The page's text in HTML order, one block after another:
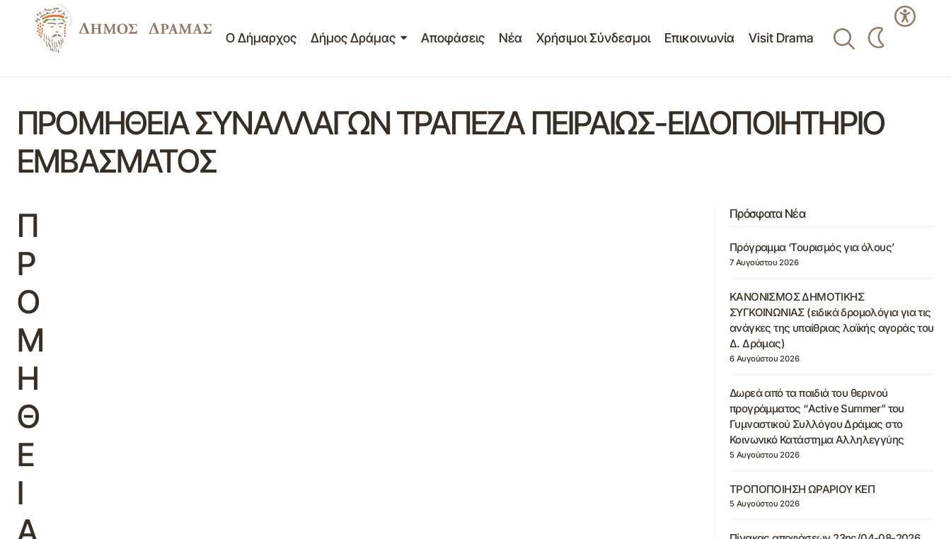
Ο Δήμαρχος Δήμος Δράμας Αποφάσεις Νέα Χρήσιμοι Σύνδεσμοι Επικοινωνία Visit Drama
ΠΡΟΜΗΘΕΙΑ ΣΥΝΑΛΛΑΓΩΝ ΤΡΑΠΕΖΑ ΠΕΙΡΑΙΩΣ-ΕΙΔΟΠΟΙΗΤΗΡΙΟ
ΕΜΒΑΣΜΑΤΟΣ
Π
Ρ
Ο
Μ
Η
Θ
Ε
Ι
Α
Πρόσφατα Νέα
Πρόγραμμα ‘Τουρισμός για όλους’
7 Αυγούστου 2026
ΚΑΝΟΝΙΣΜΟΣ ΔΗΜΟΤΙΚΗΣ
ΣΥΓΚΟΙΝΩΝΙΑΣ (ειδικά δρομολόγια για τις
ανάγκες της υπαίθριας λαϊκής αγοράς του
Δ. Δράμας)
6 Αυγούστου 2026
Δωρεά από τα παιδιά του θερινού
προγράμματος “Active Summer” του
Γυμναστικού Συλλόγου Δράμας στο
Κοινωνικό Κατάστημα Αλληλεγγύης
5 Αυγούστου 2026
ΤΡΟΠΟΠΟΙΗΣΗ ΩΡΑΡΙΟΥ ΚΕΠ
5 Αυγούστου 2026